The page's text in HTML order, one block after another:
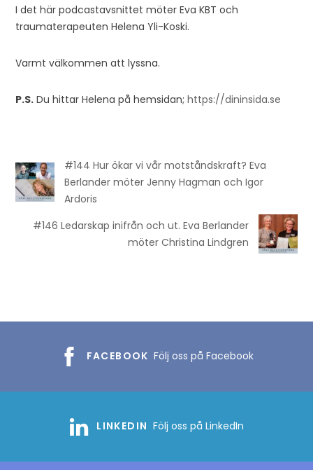
I det här podcastavsnittet möter Eva KBT och
traumaterapeuten Helena Yli-Koski.
Varmt välkommen att lyssna.
P.S. Du hittar Helena på hemsidan;https://dininsida.se
#144 Hur ökar vi vår motståndskraft? Eva
Berlander möter Jenny Hagman och Igor
Ardoris
#146 Ledarskap inifrån och ut. Eva Berlander
möter Christina Lindgren
FACEBOOK Följ oss på Facebook
LINKEDIN Följ oss på LinkedIn